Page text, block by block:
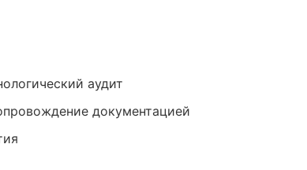
аудит
документацией